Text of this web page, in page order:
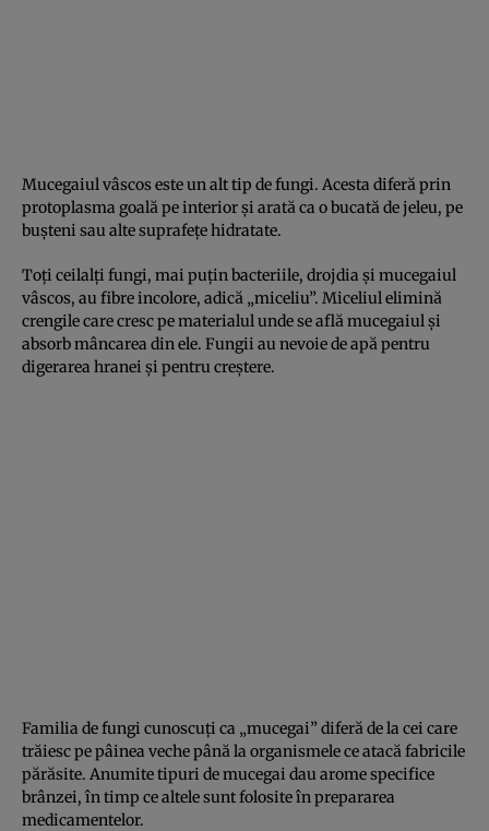
Mucegaiul vâscos este un alt tip de fungi. Acesta diferă prin
protoplasma goală pe interior şi arată ca o bucată de jeleu, pe
buşteni sau alte suprafeţe hidratate.
Toţi ceilalţi fungi, mai puţin bacteriile, drojdia şi mucegaiul
vâscos, au fibre incolore, adică „miceliu”. Miceliul elimină
crengile care cresc pe materialul unde se află mucegaiul şi
absorb mâncarea din ele. Fungii au nevoie de apă pentru
digerarea hranei şi pentru creştere.
Familia de fungi cunoscuţi ca „mucegai” diferă de la cei care
trăiesc pe pâinea veche până la organismele ce atacă fabricile
părăsite. Anumite tipuri de mucegai dau arome specifice
brânzei, în timp ce altele sunt folosite în prepararea
medicamentelor.